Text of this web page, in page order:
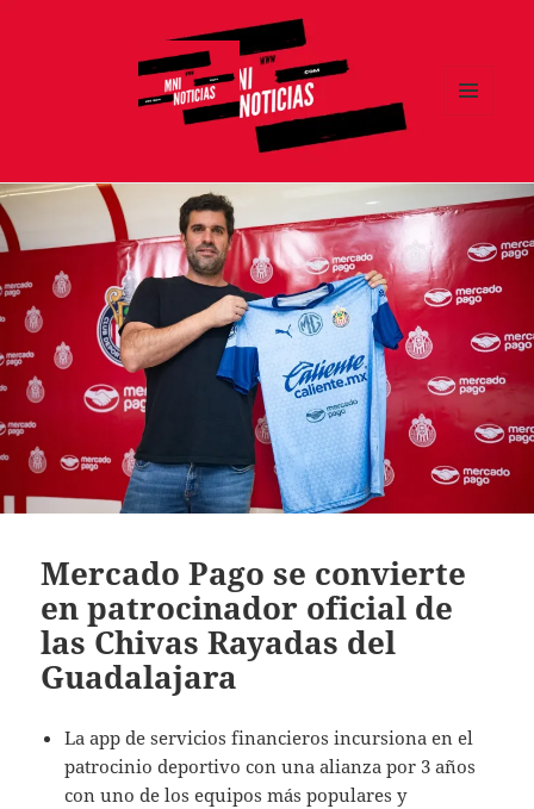
Mercado Pago se convierte
en patrocinador oficial de
las Chivas Rayadas del
Guadalajara
La app de servicios financieros incursiona en el
patrocinio deportivo con una alianza por 3 años
con uno de los equipos más populares y